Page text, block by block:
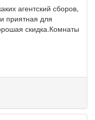
агентский сборов,
приятная для
скидка.Комнаты